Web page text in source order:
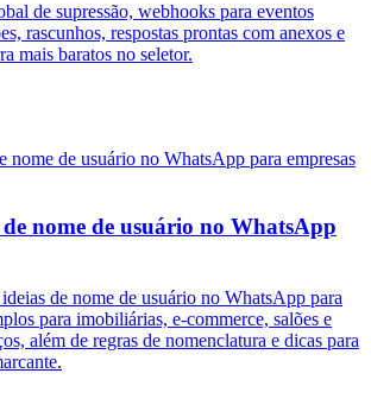
de supressão, webhooks para eventos
rascunhos, respostas prontas com anexos e
mais baratos no seletor.
nome de usuário no WhatsApp
de nome de usuário no WhatsApp para
para imobiliárias, e-commerce, salões e
além de regras de nomenclatura e dicas para